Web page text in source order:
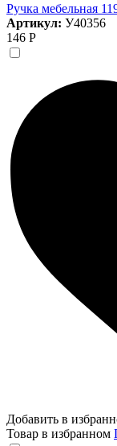
Ручка мебельная
Артикул: У40356
146 Р
Добавить в
Товар в избранном